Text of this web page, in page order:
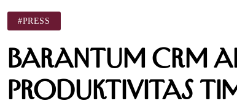
#PRESS
Barantum CRM
Produktivitas